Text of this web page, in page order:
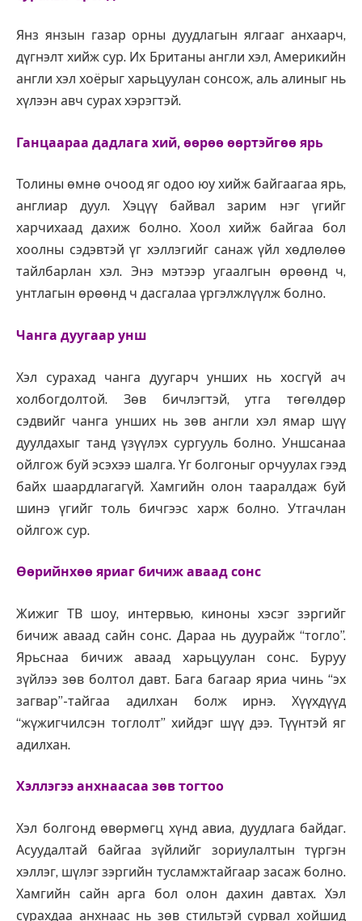
Янз янзын газар орны дуудлагын ялгааг анхаарч,
дүгнэлт хийж сур. Их Британы англи хэл, Америкийн
англи хэл хоёрыг харьцуулан сонсож, аль алиныг нь
хүлээн авч сурах хэрэгтэй.
Ганцаараа дадлага хий, өөрөө өөртэйгөө ярь
Толины өмнө очоод яг одоо юу хийж байгаагаа ярь,
англиар дуул. Хэцүү байвал зарим нэг үгийг
харчихаад дахиж болно. Хоол хийж байгаа бол
хоолны сэдэвтэй үг хэллэгийг санаж үйл хөдлөлөө
тайлбарлан хэл. Энэ мэтээр угаалгын өрөөнд ч,
унтлагын өрөөнд ч дасгалаа үргэлжлүүлж болно.
Чанга дуугаар унш
Хэл сурахад чанга дуугарч унших нь хосгүй ач
холбогдолтой. Зөв бичлэгтэй, утга төгөлдөр
сэдвийг чанга унших нь зөв англи хэл ямар шүү
дуулдахыг танд үзүүлэх сургууль болно. Уншсанаа
ойлгож буй эсэхээ шалга. Үг болгоныг орчуулах гээд
байх шаардлагагүй. Хамгийн олон тааралдаж буй
шинэ үгийг толь бичгээс харж болно. Утгачлан
ойлгож сур.
Өөрийнхөө яриаг бичиж аваад сонс
Жижиг ТВ шоу, интервью, киноны хэсэг зэргийг
бичиж аваад сайн сонс. Дараа нь дуурайж “тогло”.
Ярьснаа бичиж аваад харьцуулан сонс. Буруу
зүйлээ зөв болтол давт. Бага багаар яриа чинь “эх
загвар”-тайгаа адилхан болж ирнэ. Хүүхдүүд
“жүжигчилсэн тоглолт” хийдэг шүү дээ. Түүнтэй яг
адилхан.
Хэллэгээ анхнаасаа зөв тогтоо
Хэл болгонд өвөрмөгц хүнд авиа, дуудлага байдаг.
Асуудалтай байгаа зүйлийг зориулалтын түргэн
хэллэг, шүлэг зэргийн тусламжтайгаар засаж болно.
Хамгийн сайн арга бол олон дахин давтах. Хэл
сурахдаа анхнаас нь зөв стильтэй сурвал хойшид